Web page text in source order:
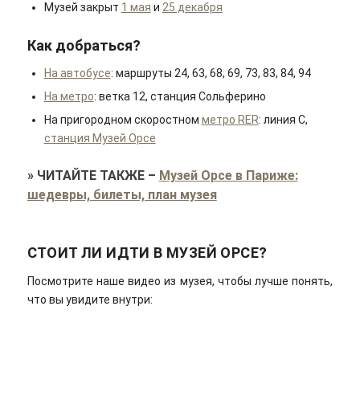
Музей закрыт 1 мая и 25 декабря
Как добраться?
На автобусе: маршруты 24, 63, 68, 69, 73, 83, 84, 94
На метро: ветка 12, станция Сольферино
На пригородном скоростном метро RER: линия C,
станция Музей Орсе
» ЧИТАЙТЕ ТАКЖЕ– Музей Орсе в Париже:
шедевры, билеты, план музея
СТОИТ ЛИ ИДТИ В МУЗЕЙ ОРСЕ?
Посмотрите наше видео из музея, чтобы лучше понять,
что вы увидите внутри: